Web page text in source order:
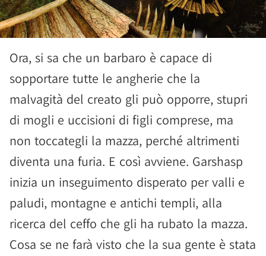
Ora, si sa che un barbaro è capace di
sopportare tutte le angherie che la
malvagità del creato gli può opporre, stupri
di mogli e uccisioni di figli comprese, ma
non toccategli la mazza, perché altrimenti
diventa una furia. E così avviene. Garshasp
inizia un inseguimento disperato per valli e
paludi, montagne e antichi templi, alla
ricerca del ceffo che gli ha rubato la mazza.
Cosa se ne farà visto che la sua gente è stata